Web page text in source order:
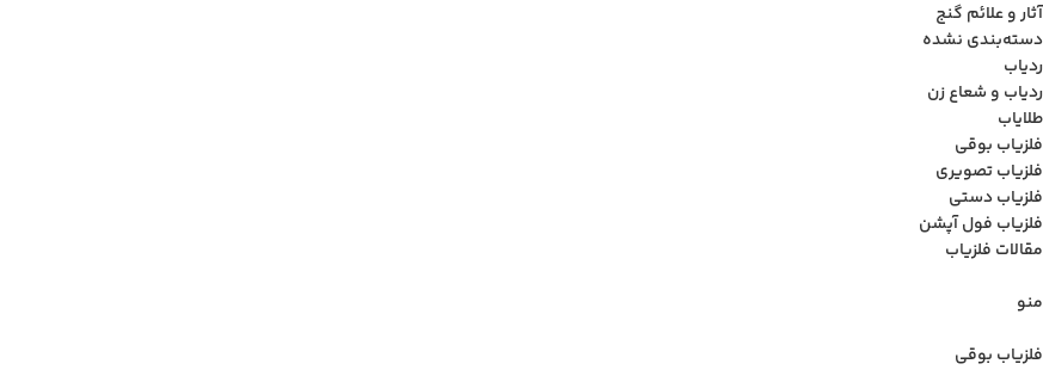
آثار و علائم گنج
دسته‌بندی نشده
ردیاب
ردیاب و شعاع زن
طلایاب
فلزیاب بوقی
فلزیاب تصویری
فلزیاب دستی
فلزیاب فول آپشن
مقالات فلزیاب
منو
فلزیاب بوقی